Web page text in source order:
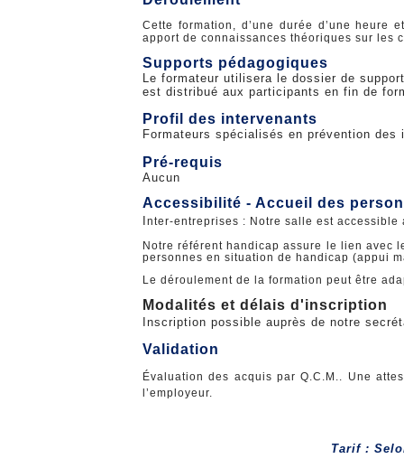
Cette formation, d’une durée d’une
apport de connaissances théoriques sur les
Supports pédagogiques
Le formateur utilisera le dossier de
est distribué aux participants en fin de
Profil des intervenants
Formateurs spécialisés en prévention
Pré-requis
Aucun
Accessibilité - Accueil des
nter-entreprises : Notre salle est
Notre référent handicap assure le lien avec
personnes en situation de handicap (appui
Le déroulement de la formation peut être
Modalités et délais d'inscription
Inscription possible auprès de notre
Validation
Évaluation des acquis par Q.C.M.. Une
l’employeur.
Tarif :